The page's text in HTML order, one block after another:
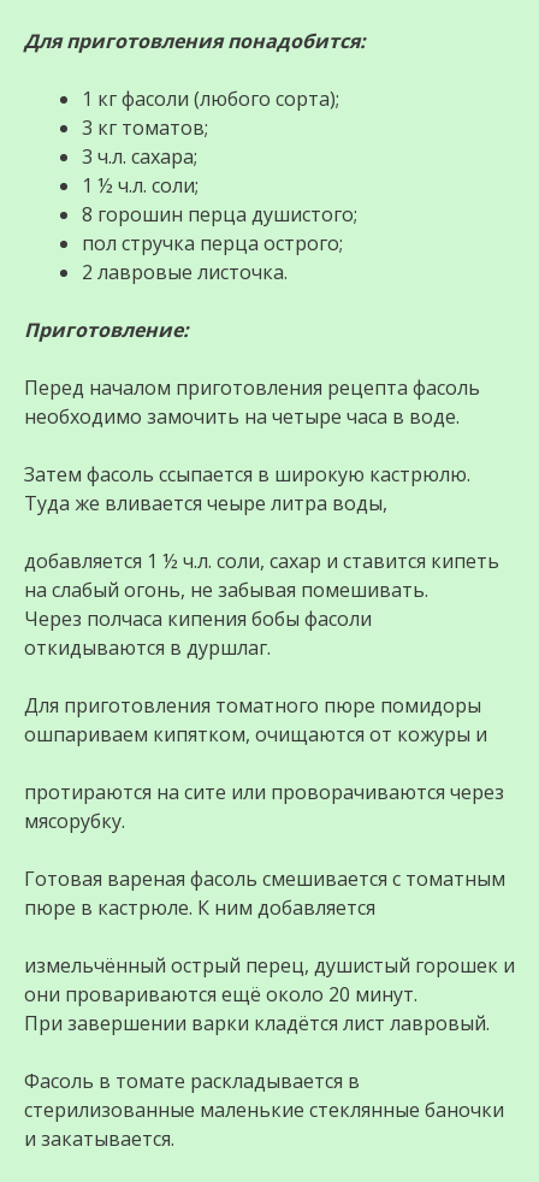
Для приготовления понадобится:
1 кг фасоли (любого сорта);
3 кг томатов;
3 ч.л. сахара;
1 ½ ч.л. соли;
8 горошин перца душистого;
пол стручка перца острого;
2 лавровые листочка.
Приготовление:
Перед началом приготовления рецепта фасоль
необходимо замочить на четыре часа в воде.
Затем фасоль ссыпается в широкую кастрюлю.
Туда же вливается чеыре литра воды,
добавляется 1 ½ ч.л. соли, сахар и ставится кипеть
на слабый огонь, не забывая помешивать.
Через полчаса кипения бобы фасоли
откидываются в дуршлаг.
Для приготовления томатного пюре помидоры
ошпариваем кипятком, очищаются от кожуры и
протираются на сите или проворачиваются через
мясорубку.
Готовая вареная фасоль смешивается с томатным
пюре в кастрюле. К ним добавляется
измельчённый острый перец, душистый горошек и
они провариваются ещё около 20 минут.
При завершении варки кладётся лист лавровый.
Фасоль в томате раскладывается в
стерилизованные маленькие стеклянные баночки
и закатывается.